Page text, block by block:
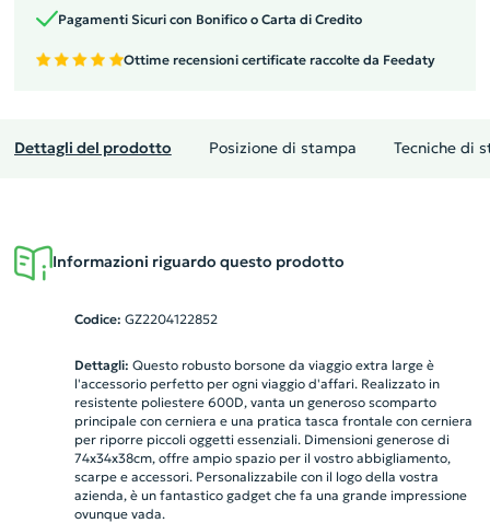
Pagamenti Sicuri con Bonifico o Carta di Credito
Ottime recensioni certificate raccolte da Feedaty
Dettagli del prodotto Posizione di stampa Tecniche di
Informazioni riguardo questo prodotto
Codice: GZ2204122852
Dettagli: Questo robusto borsone da viaggio extra large è
l'accessorio perfetto per ogni viaggio d'affari. Realizzato in
resistente poliestere 600D, vanta un generoso scomparto
principale con cerniera e una pratica tasca frontale con cerniera
per riporre piccoli oggetti essenziali. Dimensioni generose di
74x34x38cm, offre ampio spazio per il vostro abbigliamento,
scarpe e accessori. Personalizzabile con il logo della vostra
azienda, è un fantastico gadget che fa una grande impressione
ovunque vada.